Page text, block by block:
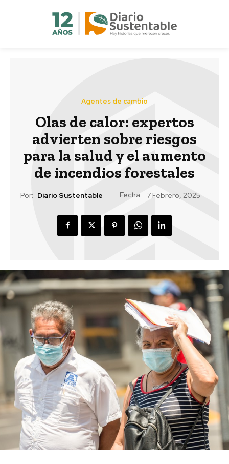
Agentes de cambio
Olas de calor: expertos
advierten sobre riesgos
para la salud y el aumento
de incendios forestales
Por: Diario Sustentable Fecha: 7 Febrero, 2025